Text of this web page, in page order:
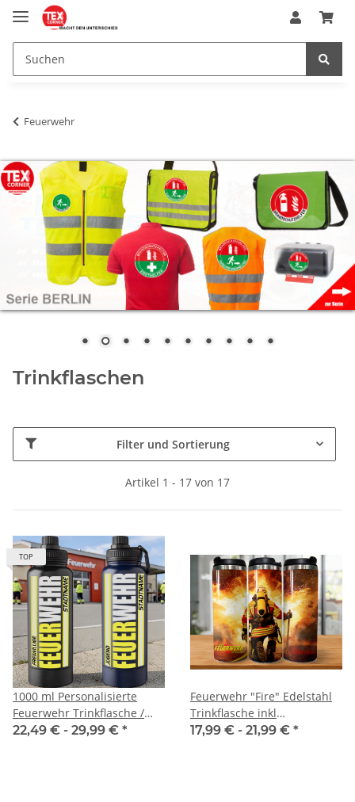
Feuerwehr
Trinkflaschen
Filter und Sortierung
Artikel 1 - 17 von 17
TOP
1000 ml Personalisierte
Feuerwehr Trinkflasche /
Isolierflasche schwarz / Blau
22,49 € - 29,99 € *
Feuerwehr "Fire" Edelstahl
Trinkflasche inkl
Wunschnamen
17,99 € - 21,99 € *